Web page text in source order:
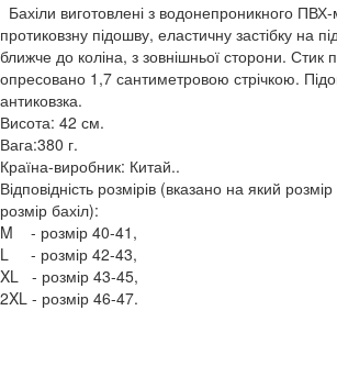
Бахіли виготовлені з водонепроникного
протиковзну підошву, еластичну застібку на
ближче до коліна, з зовнішньої сторони. Стик
опресовано 1,7 сантиметровою стрічкою.
антиковзка.
Висота: 42 см.
Вага:380 г.
Країна-виробник: Китай..
Відповідність розмірів (вказано на який
розмір бахіл):
M - розмір 40-41,
L - розмір 42-43,
XL - розмір 43-45,
2XL - розмір 46-47.